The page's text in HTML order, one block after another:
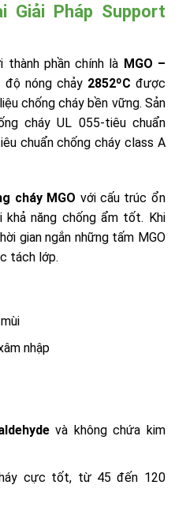
Giải Pháp Support
thành phần chính là MGO –
độ nóng chảy 2852ºC được
chống cháy bền vững. Sản
cháy UL 055-tiêu chuẩn
chuẩn chống cháy class A
cháy MGO với cấu trúc ổn
năng chống ẩm tốt. Khi
gian ngắn những tấm MGO
tách lớp.
nhập
và không chứa kim
cực tốt, từ 45 đến 120